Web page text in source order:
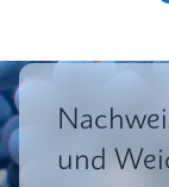
und